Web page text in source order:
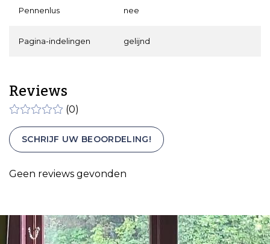
Pennenlus nee
Pagina-indelingen gelijnd
Reviews
(0)
SCHRIJF UW BEOORDELING!
Geen reviews gevonden